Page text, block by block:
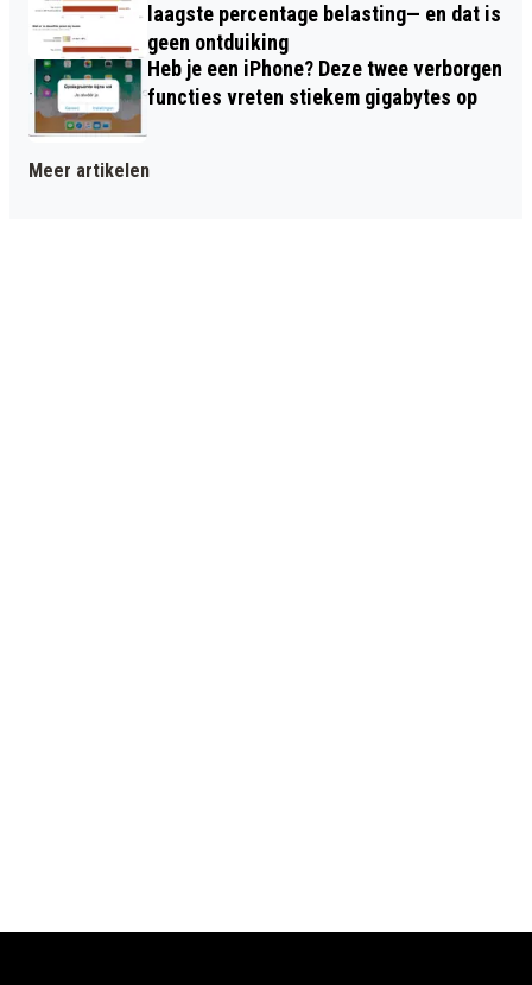
laagste percentage belasting— en dat is
geen ontduiking
Heb je een iPhone? Deze twee verborgen
functies vreten stiekem gigabytes op
Meer artikelen